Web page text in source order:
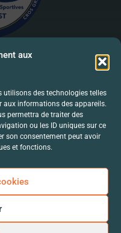
aux
utilisons des technologies telles
aux informations des appareils.
permettra de traiter des
ou les ID uniques sur ce
son consentement peut avoir
et fonctions.
| RGPD